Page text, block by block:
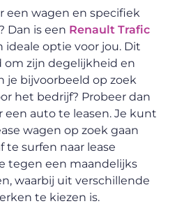
een wagen en specifiek
Dan is een Renault Trafic
ideale optie voor jou. Dit
zijn degelijkheid en
je bijvoorbeeld op zoek
het bedrijf? Probeer dan
een auto te leasen. Je kunt
wagen op zoek gaan
surfen naar lease
tegen een maandelijks
waarbij uit verschillende
te kiezen is.